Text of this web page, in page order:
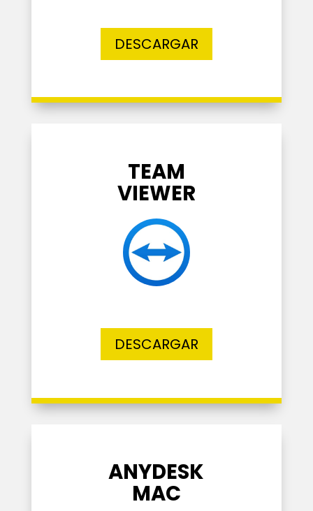
DESCARGAR
TEAM
VIEWER
DESCARGAR
ANYDESK
MAC